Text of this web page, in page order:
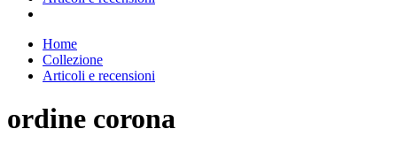
Home
Collezione
Articoli e recensioni
ordine corona